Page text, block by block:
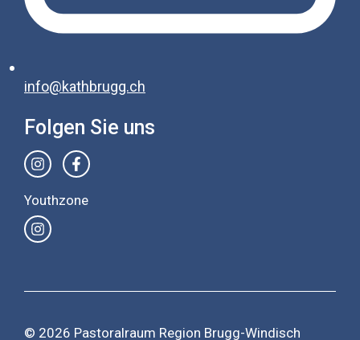
info@kathbrugg.ch
Folgen Sie uns
Youthzone
© 2026 Pastoralraum Region Brugg-Windisch